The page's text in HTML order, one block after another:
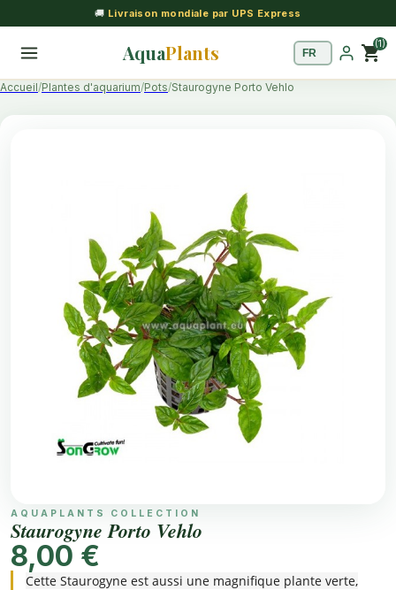
🚚 Livraison mondiale par UPS Express
AquaPlants shopping_cart(1)
Accueil Plantes d'aquarium Pots Staurogyne Porto Vehlo
AQUAPLANTS COLLECTION
Staurogyne Porto Vehlo
8,00 €
Cette Staurogyne est aussi une magnifique plante verte,